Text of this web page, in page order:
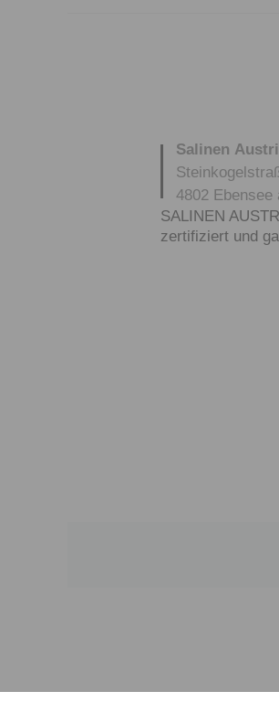
Salinen
4802 Ebensee
SALINEN
zertifiziert und